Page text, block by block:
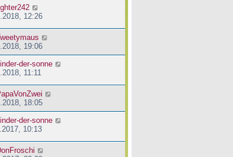
12:26
19:06
der-sonne
11:11
18:05
der-sonne
10:13